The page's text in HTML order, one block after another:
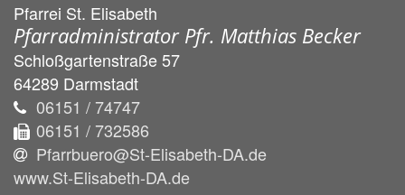
Pfarrei St. Elisabeth
Pfarradministrator Pfr. Matthias Becker
Schloßgartenstraße 57
64289 Darmstadt
06151 / 74747
06151 / 732586
Pfarrbuero@St-Elisabeth-DA.de
www.St-Elisabeth-DA.de